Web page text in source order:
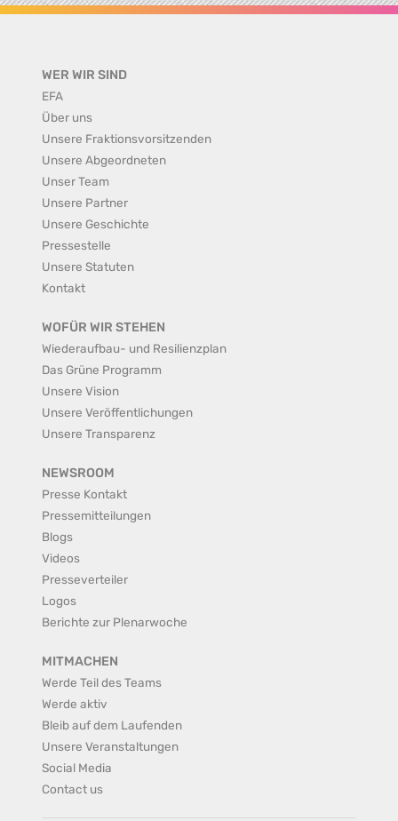
WER WIR SIND
EFA
Über uns
Unsere Fraktionsvorsitzenden
Unsere Abgeordneten
Unser Team
Unsere Partner
Unsere Geschichte
Pressestelle
Unsere Statuten
Kontakt
WOFÜR WIR STEHEN
Wiederaufbau- und Resilienzplan
Das Grüne Programm
Unsere Vision
Unsere Veröffentlichungen
Unsere Transparenz
NEWSROOM
Presse Kontakt
Pressemitteilungen
Blogs
Videos
Presseverteiler
Logos
Berichte zur Plenarwoche
MITMACHEN
Werde Teil des Teams
Werde aktiv
Bleib auf dem Laufenden
Unsere Veranstaltungen
Social Media
Contact us